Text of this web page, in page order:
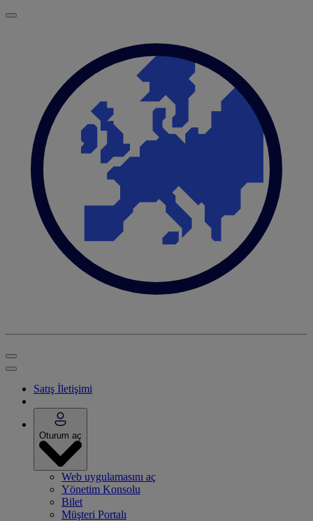
Satış İletişimi
Oturum aç
Web uygulamasını aç
Yönetim Konsolu
Bilet
Müşteri Portalı